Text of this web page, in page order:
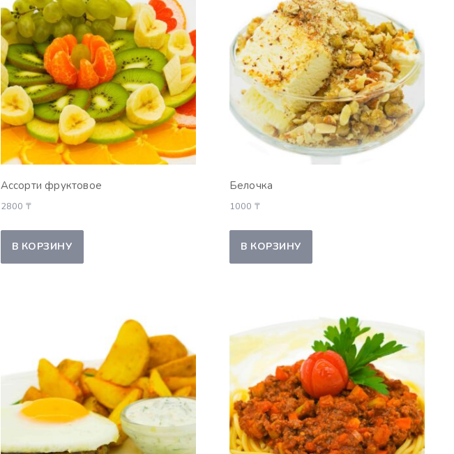
Ассорти фруктовое
2800 ₸
В КОРЗИНУ
Белочка
1000 ₸
В КОРЗИНУ